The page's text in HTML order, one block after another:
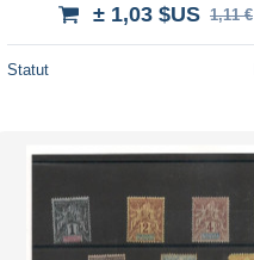
± 1,03 $US 1,11 €
Statut